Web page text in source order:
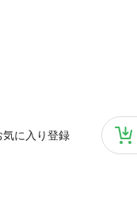
気に入り登録